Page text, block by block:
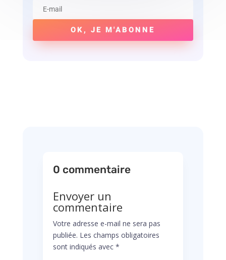
OK, JE M'ABONNE
0 commentaire
Envoyer un
commentaire
Votre adresse e-mail ne sera pas
publiée. Les champs obligatoires
sont indiqués avec *